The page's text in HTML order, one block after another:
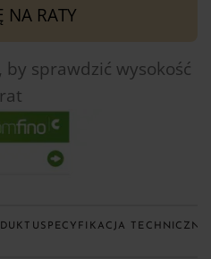
NA RATY
by sprawdzić wysokość
rat
SPECYFIKACJA TECHNICZNA